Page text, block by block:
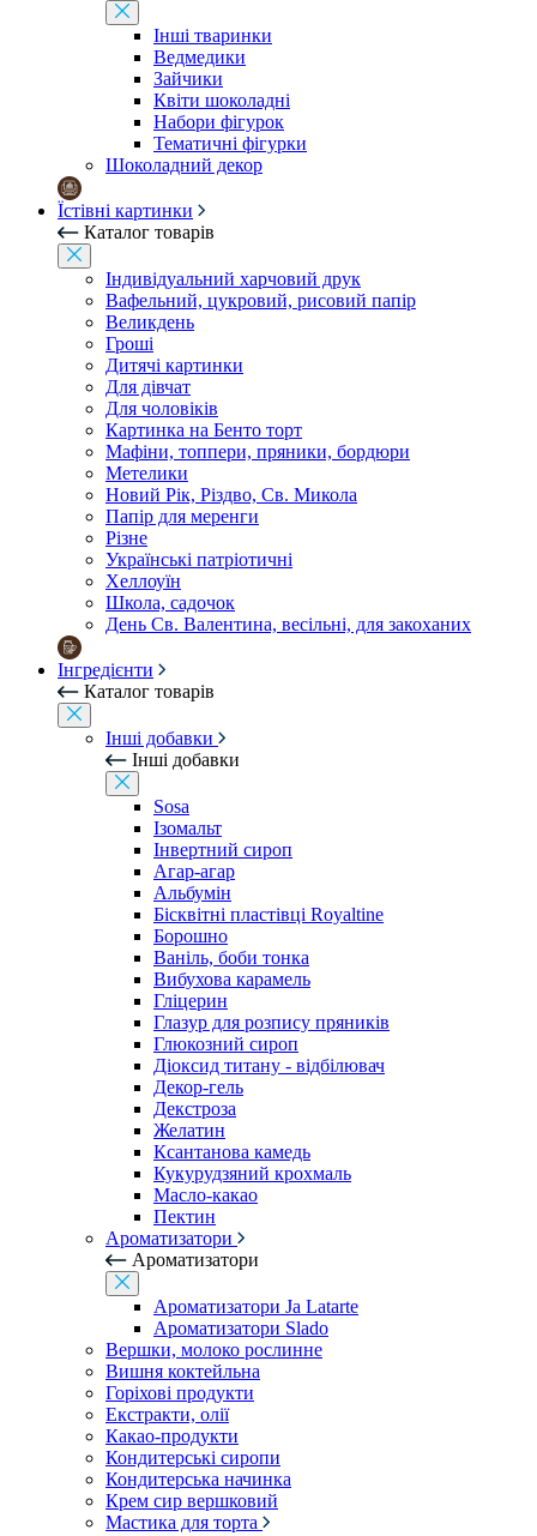
Інші тваринки
Ведмедики
Зайчики
Квіти шоколадні
Набори фігурок
Тематичні фігурки
Шоколадний декор
Їстівні картинки
Каталог товарів
Індивідуальний харчовий друк
Вафельний, цукровий, рисовий папір
Великдень
Гроші
Дитячі картинки
Для дівчат
Для чоловіків
Картинка на Бенто торт
Мафіни, топпери, пряники, бордюри
Метелики
Новий Рік, Різдво, Св. Микола
Папір для меренги
Різне
Українські патріотичні
Хеллоуїн
Школа, садочок
День Св. Валентина, весільні, для закоханих
Інгредієнти
Каталог товарів
Інші добавки
Інші добавки
Sosa
Ізомальт
Інвертний сироп
Агар-агар
Альбумін
Бісквітні пластівці Royaltine
Борошно
Ваніль, боби тонка
Вибухова карамель
Гліцерин
Глазур для розпису пряників
Глюкозний сироп
Діоксид титану - відбілювач
Декор-гель
Декстроза
Желатин
Ксантанова камедь
Кукурудзяний крохмаль
Масло-какао
Пектин
Ароматизатори
Ароматизатори
Ароматизатори Ja Latarte
Ароматизатори Slado
Вершки, молоко рослинне
Вишня коктейльна
Горіхові продукти
Екстракти, олії
Какао-продукти
Кондитерські сиропи
Кондитерська начинка
Крем сир вершковий
Мастика для торта